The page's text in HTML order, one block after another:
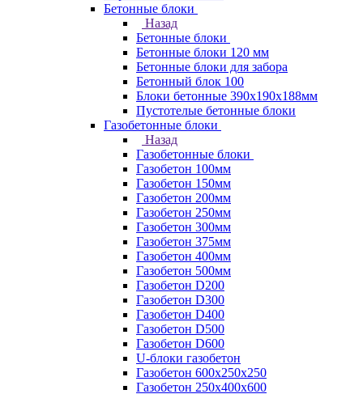
Бетонные блоки
Назад
Бетонные блоки
Бетонные блоки 120 мм
Бетонные блоки для забора
Бетонный блок 100
Блоки бетонные 390х190х188мм
Пустотелые бетонные блоки
Газобетонные блоки
Назад
Газобетонные блоки
Газобетон 100мм
Газобетон 150мм
Газобетон 200мм
Газобетон 250мм
Газобетон 300мм
Газобетон 375мм
Газобетон 400мм
Газобетон 500мм
Газобетон D200
Газобетон D300
Газобетон D400
Газобетон D500
Газобетон D600
U-блоки газобетон
Газобетон 600x250x250
Газобетон 250x400x600